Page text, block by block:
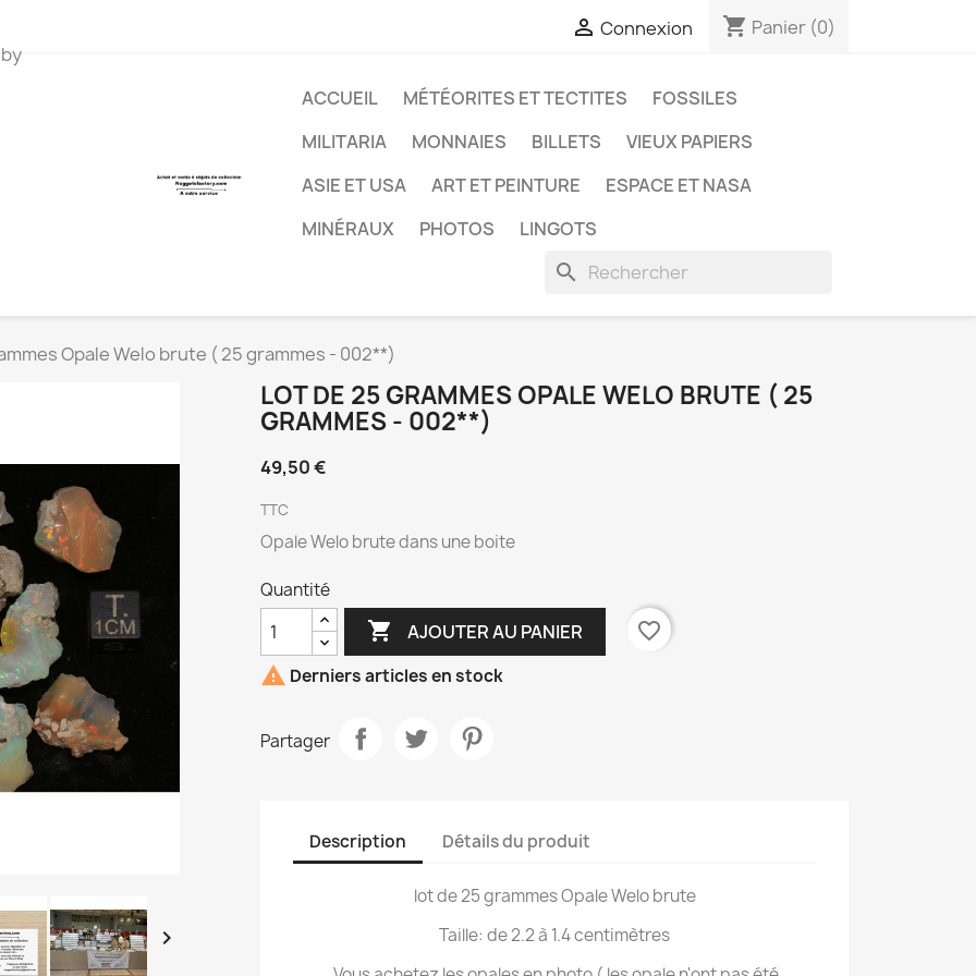
 Connexion shopping_cart Panier (0)
ACCUEIL MÉTÉORITES ET TECTITES
FOSSILES
MILITARIA
MONNAIES BILLETS
VIEUX PAPIERS
ASIE ET USA
ART ET PEINTURE
ESPACE ET NASA
MINÉRAUX
PHOTOS LINGOTS
search
Opale Welo brute ( 25 grammes - 002**)

LOT DE 25 GRAMMES OPALE WELO BRUTE ( 25
GRAMMES - 002**)
49,50 €
TTC
Opale Welo brute dans une boite
Quantité
 AJOUTER AU PANIER
favorite_border
 Derniers articles en stock
Partager
Description Détails du produit
lot de 25 grammes Opale Welo brute
Taille: de 2.2 à 1.4 centimètres